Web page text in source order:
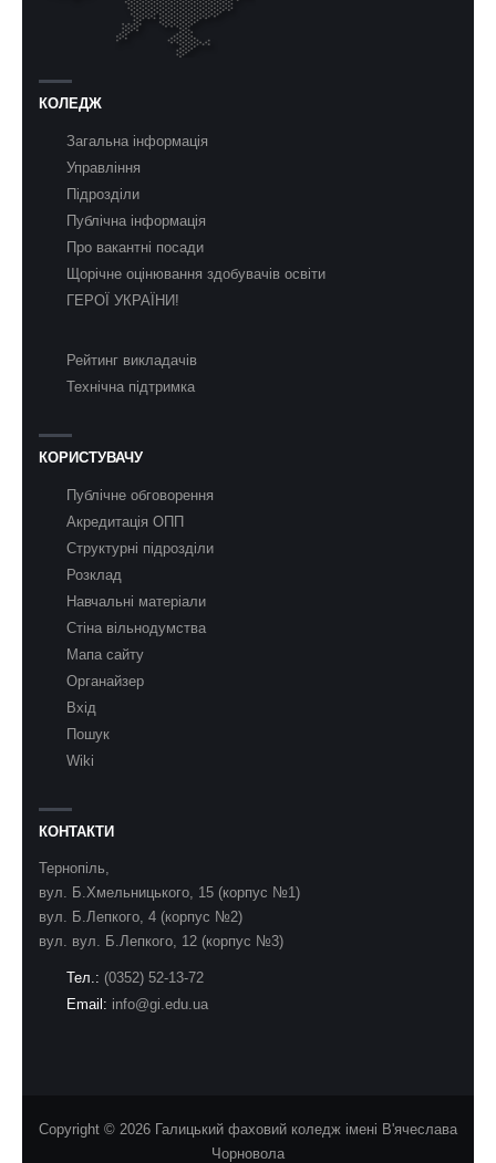
КОЛЕДЖ
Загальна інформація
Управління
Підрозділи
Публічна інформація
Про вакантні посади
Щорічне оцінювання здобувачів освіти
ГЕРОЇ УКРАЇНИ!
Рейтинг викладачів
Технічна підтримка
КОРИСТУВАЧУ
Публічне обговорення
Акредитація ОПП
Структурні підрозділи
Розклад
Навчальні матеріали
Стіна вільнодумства
Мапа сайту
Органайзер
Вхід
Пошук
Wiki
КОНТАКТИ
Тернопіль,
вул. Б.Хмельницького, 15 (корпус №1)
вул. Б.Лепкого, 4 (корпус №2)
вул. вул. Б.Лепкого, 12 (корпус №3)
Тел.: (0352) 52-13-72
Email: info@gi.edu.ua
Copyright © 2026 Галицький фаховий коледж імені В'ячеслава
Чорновола